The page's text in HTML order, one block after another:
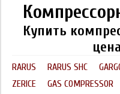
Купить
RARUS RARUS SHC
ZERICE
GAS COMPRESSOR